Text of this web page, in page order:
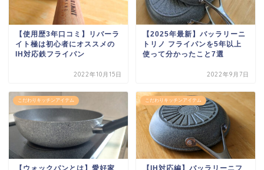
【使用歴3年口コミ】リバーラ
イト極は初心者にオススメの
IH対応鉄フライパン
2022年10月15日
【2025年最新】バッラリーニ
トリノ フライパンを5年以上
使って分かったこと7選
2022年9月7日
こだわりキッチンアイテム
【ウォックパンとは】愛好家
こだわりキッチンアイテム
【IH対応編】バッラリーニフ